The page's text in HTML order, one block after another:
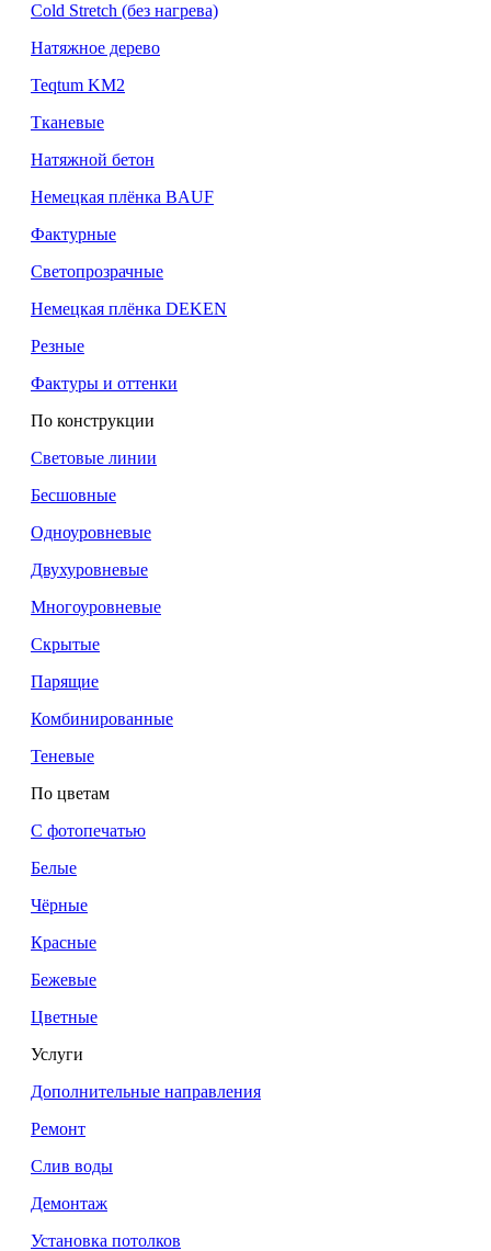
Cold Stretch (без нагрева)
Натяжное дерево
Teqtum KM2
Тканевые
Натяжной бетон
Немецкая плёнка BAUF
Фактурные
Светопрозрачные
Немецкая плёнка DEKEN
Резные
Фактуры и оттенки
По конструкции
Световые линии
Бесшовные
Одноуровневые
Двухуровневые
Многоуровневые
Скрытые
Парящие
Комбинированные
Теневые
По цветам
С фотопечатью
Белые
Чёрные
Красные
Бежевые
Цветные
Услуги
Дополнительные направления
Ремонт
Слив воды
Демонтаж
Установка потолков